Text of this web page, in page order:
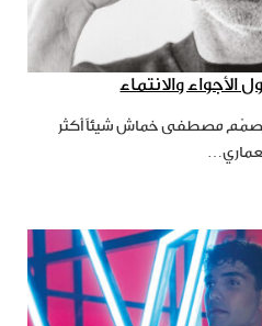
والانتماء
مصطفى خماش شيئاً أكثر